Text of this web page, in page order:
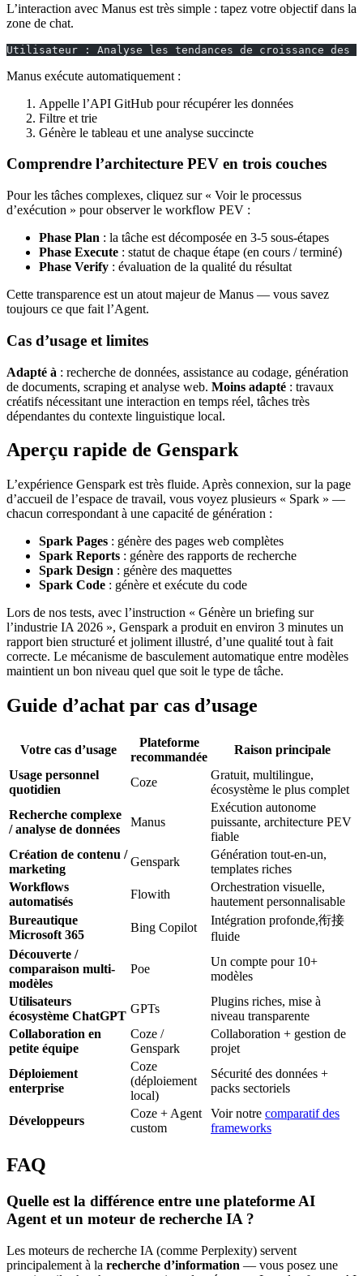
L’interaction avec Manus est très simple : tapez votre objectif dans la
zone de chat.
Utilisateur : Analyse les tendances de croissance des
Manus exécute automatiquement :
Appelle l’API GitHub pour récupérer les données
Filtre et trie
Génère le tableau et une analyse succincte
Comprendre l’architecture PEV en trois couches
Pour les tâches complexes, cliquez sur « Voir le processus
d’exécution » pour observer le workflow PEV :
Phase Plan : la tâche est décomposée en 3-5 sous-étapes
Phase Execute : statut de chaque étape (en cours / terminé)
Phase Verify : évaluation de la qualité du résultat
Cette transparence est un atout majeur de Manus — vous savez
toujours ce que fait l’Agent.
Cas d’usage et limites
Adapté à : recherche de données, assistance au codage, génération
de documents, scraping et analyse web. Moins adapté : travaux
créatifs nécessitant une interaction en temps réel, tâches très
dépendantes du contexte linguistique local.
Aperçu rapide de Genspark
L’expérience Genspark est très fluide. Après connexion, sur la page
d’accueil de l’espace de travail, vous voyez plusieurs « Spark » —
chacun correspondant à une capacité de génération :
Spark Pages : génère des pages web complètes
Spark Reports : génère des rapports de recherche
Spark Design : génère des maquettes
Spark Code : génère et exécute du code
Lors de nos tests, avec l’instruction « Génère un briefing sur
l’industrie IA 2026 », Genspark a produit en environ 3 minutes un
rapport bien structuré et joliment illustré, d’une qualité tout à fait
correcte. Le mécanisme de basculement automatique entre modèles
maintient un bon niveau quel que soit le type de tâche.
Guide d’achat par cas d’usage
Votre cas d’usage
Plateforme
recommandée
Raison principale
Usage personnel
quotidien
Coze
Gratuit, multilingue,
écosystème le plus complet
Recherche complexe
/ analyse de données
Manus
Exécution autonome
puissante, architecture PEV
fiable
Création de contenu /
marketing
Genspark
Génération tout-en-un,
templates riches
Workflows
automatisés
Flowith
Orchestration visuelle,
hautement personnalisable
Bureautique
Microsoft 365
Bing Copilot
Intégration profonde,衔接
fluide
Découverte /
comparaison multi-
modèles
Poe
Un compte pour 10+
modèles
Utilisateurs
écosystème ChatGPT
GPTs
Plugins riches, mise à
niveau transparente
Collaboration en
petite équipe
Coze /
Genspark
Collaboration + gestion de
projet
Déploiement
enterprise
Coze
(déploiement
local)
Sécurité des données +
packs sectoriels
Développeurs
Coze + Agent
custom
Voir notre comparatif des
frameworks
FAQ
Quelle est la différence entre une plateforme AI
Agent et un moteur de recherche IA ?
Les moteurs de recherche IA (comme Perplexity) servent
principalement à la recherche d’information — vous posez une